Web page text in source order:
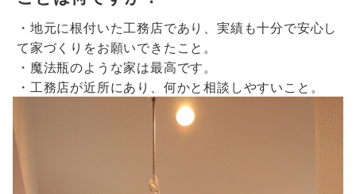
・地元に根付いた工務店であり、実績も十分で安心し
て家づくりをお願いできたこと。
・魔法瓶のような家は最高です。
・工務店が近所にあり、何かと相談しやすいこと。